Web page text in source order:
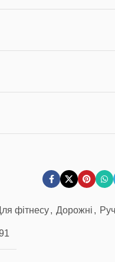
фітнесу, Дорожні ,